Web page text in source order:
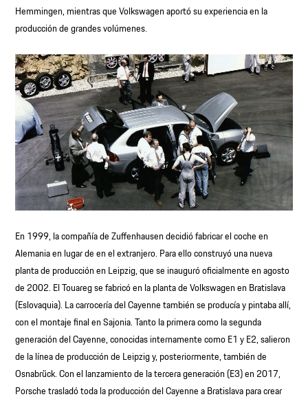
Hemmingen, mientras que Volkswagen aportó su experiencia en la
producción de grandes volúmenes.
En 1999, la compañía de Zuffenhausen decidió fabricar el coche en
Alemania en lugar de en el extranjero. Para ello construyó una nueva
planta de producción en Leipzig, que se inauguró oficialmente en agosto
de 2002. El Touareg se fabricó en la planta de Volkswagen en Bratislava
(Eslovaquia). La carrocería del Cayenne también se producía y pintaba allí,
con el montaje final en Sajonia. Tanto la primera como la segunda
generación del Cayenne, conocidas internamente como E1 y E2, salieron
de la línea de producción de Leipzig y, posteriormente, también de
Osnabrück. Con el lanzamiento de la tercera generación (E3) en 2017,
Porsche trasladó toda la producción del Cayenne a Bratislava para crear